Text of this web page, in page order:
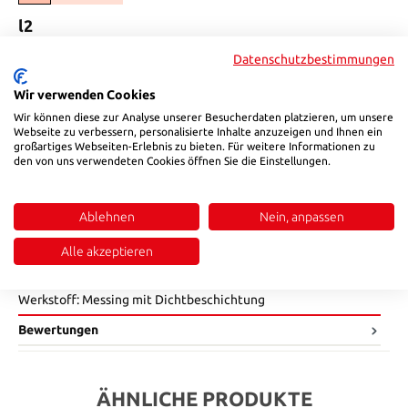
l2
(Diese Option ist zurzeit nicht verfügbar.)
SWauswählen
5
7(Diese Option ist zurzeit nicht verfügbar.)
8(Diese Option ist zurzeit nicht verfügbar.)
Produkt Anzahl: Gib den gewünschten Wert ein oder benutze die
In den Warenkorb
Produktnummer:94R18T
Werkstoff: Messing mit Dichtbeschichtung
Bewertungen
ÄHNLICHE PRODUKTE
Datenschutzbestimmungen
Wir verwenden Cookies
Wir können diese zur Analyse unserer Besucherdaten platzieren, um unsere
Webseite zu verbessern, personalisierte Inhalte anzuzeigen und Ihnen ein
großartiges Webseiten-Erlebnis zu bieten. Für weitere Informationen zu
den von uns verwendeten Cookies öffnen Sie die Einstellungen.
Ablehnen Nein, anpassen
Alle akzeptieren